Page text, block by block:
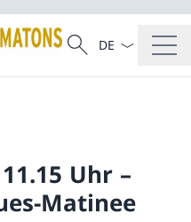
Search
Search
Language
Uhr –
Matinee